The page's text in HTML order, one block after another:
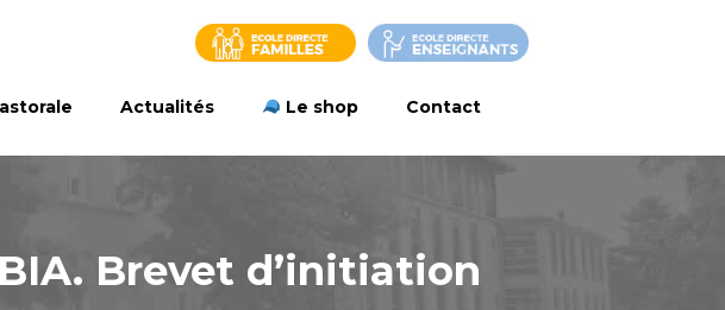
Actualités Le shop Contact
Brevet d’initiation